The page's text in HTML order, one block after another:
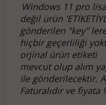
Windows 11 pro
değil ürün
gönderilen "key"
hiçbir geçerliliği
orjinal ürün etiketi
mevcut olup alım
ile gönderilecektir.
Faturalıdır ve fiyata